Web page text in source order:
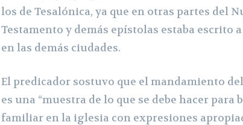
los de Tesalónica, ya que en otras partes del
Testamento y demás epístolas estaba escrito
en las demás ciudades.
El predicador sostuvo que el mandamiento
es una “muestra de lo que se debe hacer para
familiar en la iglesia con expresiones